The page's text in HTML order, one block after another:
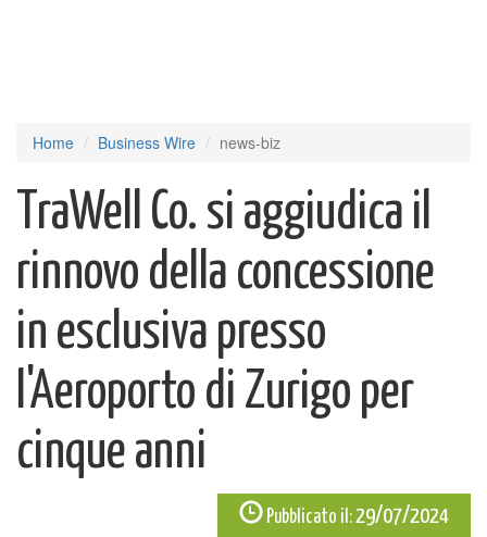
Home Business Wire news-biz
TraWell Co. si aggiudica il
rinnovo della concessione
in esclusiva presso
l'Aeroporto di Zurigo per
cinque anni
Pubblicato il:29/07/2024